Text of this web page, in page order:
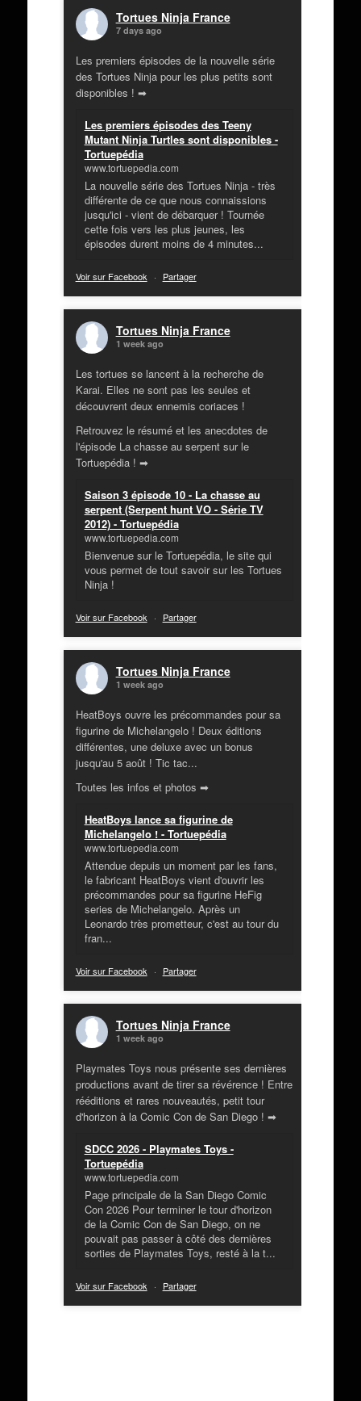
Tortues Ninja France
7 days ago
Les premiers épisodes de la nouvelle série
des Tortues Ninja pour les plus petits sont
disponibles ! ➡
Les premiers épisodes des Teeny
Mutant Ninja Turtles sont disponibles -
Tortuepédia
www.tortuepedia.com
La nouvelle série des Tortues Ninja - très
différente de ce que nous connaissions
jusqu'ici - vient de débarquer ! Tournée
cette fois vers les plus jeunes, les
épisodes durent moins de 4 minutes...
Voir sur Facebook · Partager
Tortues Ninja France
1 week ago
Les tortues se lancent à la recherche de
Karai. Elles ne sont pas les seules et
découvrent deux ennemis coriaces !
Retrouvez le résumé et les anecdotes de
l'épisode La chasse au serpent sur le
Tortuepédia ! ➡
Saison 3 épisode 10 - La chasse au
serpent (Serpent hunt VO - Série TV
2012) - Tortuepédia
www.tortuepedia.com
Bienvenue sur le Tortuepédia, le site qui
vous permet de tout savoir sur les Tortues
Ninja !
Voir sur Facebook · Partager
Tortues Ninja France
1 week ago
HeatBoys ouvre les précommandes pour sa
figurine de Michelangelo ! Deux éditions
différentes, une deluxe avec un bonus
jusqu'au 5 août ! Tic tac...
Toutes les infos et photos ➡
HeatBoys lance sa figurine de
Michelangelo ! - Tortuepédia
www.tortuepedia.com
Attendue depuis un moment par les fans,
le fabricant HeatBoys vient d'ouvrir les
précommandes pour sa figurine HeFig
series de Michelangelo. Après un
Leonardo très prometteur, c'est au tour du
fran...
Voir sur Facebook · Partager
Tortues Ninja France
1 week ago
Playmates Toys nous présente ses dernières
productions avant de tirer sa révérence ! Entre
rééditions et rares nouveautés, petit tour
d'horizon à la Comic Con de San Diego ! ➡
SDCC 2026 - Playmates Toys -
Tortuepédia
www.tortuepedia.com
Page principale de la San Diego Comic
Con 2026 Pour terminer le tour d'horizon
de la Comic Con de San Diego, on ne
pouvait pas passer à côté des dernières
sorties de Playmates Toys, resté à la t...
Voir sur Facebook · Partager